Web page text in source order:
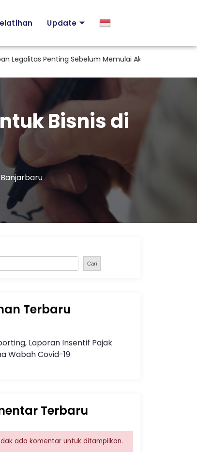
Update
Penting Sebelum Memulai Aktivitas Industri di
Bisnis di
Cari
Terbaru
Laporan Insentif Pajak
Wabah Covid-19
Terbaru
ada komentar untuk ditampilkan.